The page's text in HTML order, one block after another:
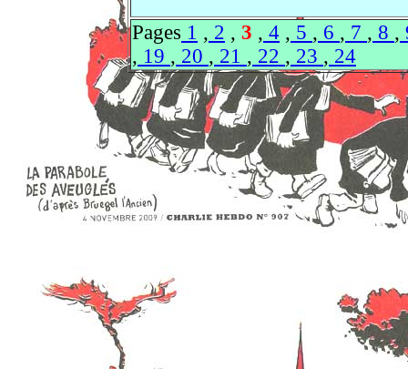
Pages 1 , 2 , 3 , 4 , 5 , 6 , 7 , 8 ,
, 19 , 20 , 21 , 22 , 23 , 24